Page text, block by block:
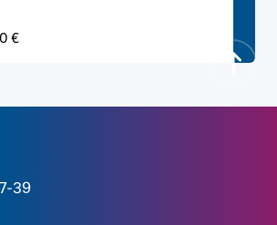
€
und weitere Links
39